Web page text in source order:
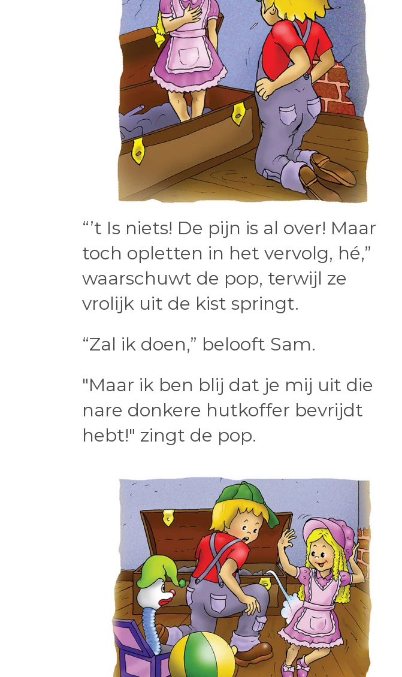
“’t Is niets! De pijn is al over! Maar
toch opletten in het vervolg, hé,”
waarschuwt de pop, terwijl ze
vrolijk uit de kist springt.
“Zal ik doen,” belooft Sam.
"Maar ik ben blij dat je mij uit die
nare donkere hutkoffer bevrijdt
hebt!" zingt de pop.